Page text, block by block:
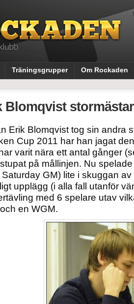
Träningsgrupper Om Rockaden
Blomqvist
Erik Blomqvist tog sin andra
Cup 2011 har han jagat
varit nära ett antal gånger
på mållinjen. Nu
Saturday GM) lite i skuggan
upplägg (i alla fall utanför
med 6 spelare utav
en WGM.